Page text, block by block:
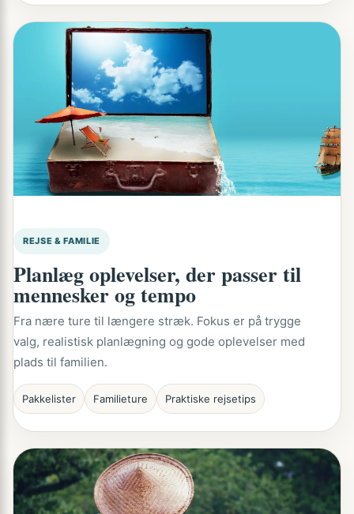
REJSE & FAMILIE
Planlæg oplevelser, der passer til
mennesker og tempo
Fra nære ture til længere stræk. Fokus er på trygge
valg, realistisk planlægning og gode oplevelser med
plads til familien.
Pakkelister Familieture Praktiske rejsetips